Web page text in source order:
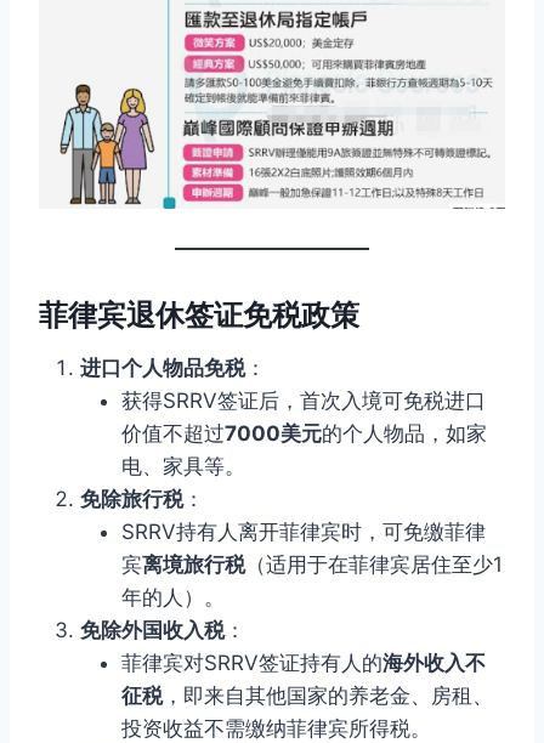
菲律宾退休签证免税政策
进口个人物品免税：
获得SRRV签证后，首次入境可免税进口
价值不超过7000美元的个人物品，如家
电、家具等。
免除旅行税：
SRRV持有人离开菲律宾时，可免缴菲律
宾离境旅行税（适用于在菲律宾居住至少1
年的人）。
免除外国收入税：
菲律宾对SRRV签证持有人的海外收入不
征税，即来自其他国家的养老金、房租、
投资收益不需缴纳菲律宾所得税。